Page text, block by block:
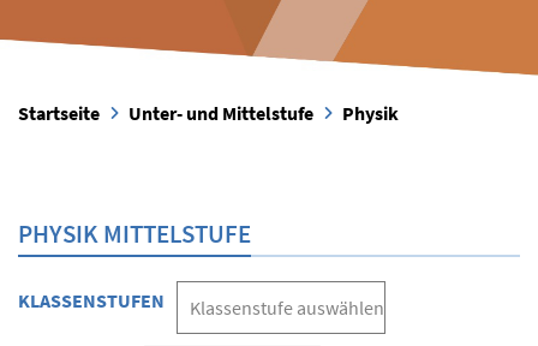
Startseite Unter- und Mittelstufe Physik
PHYSIK MITTELSTUFE
KLASSENSTUFEN